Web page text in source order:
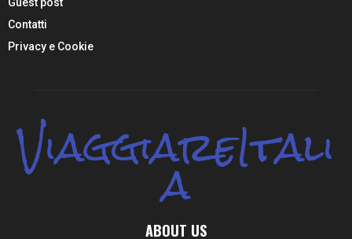
Contatti
Privacy e Cookie
ViaggiareItali
a
ABOUT US